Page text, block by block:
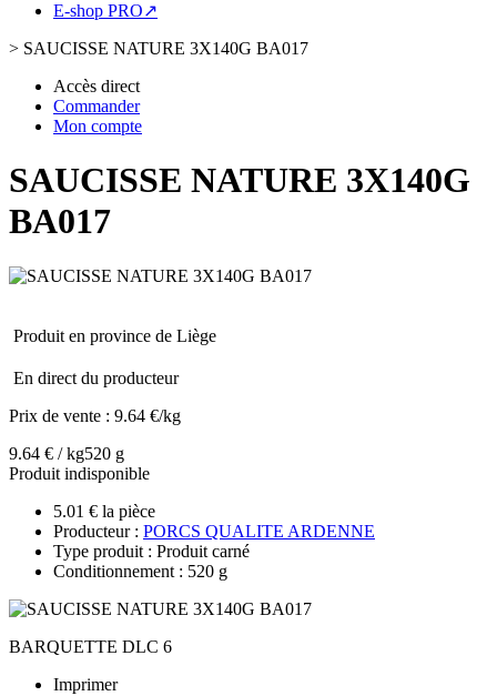
E-shop PRO↗
> SAUCISSE NATURE 3X140G BA017
Accès direct
Commander
Mon compte
SAUCISSE NATURE 3X140G
BA017
Produit en province de Liège
En direct du producteur
Prix de vente : 9.64 €/kg
9.64 € / kg520 g
Produit indisponible
5.01 € la pièce
Producteur : PORCS QUALITE ARDENNE
Type produit : Produit carné
Conditionnement : 520 g
BARQUETTE DLC 6
Imprimer